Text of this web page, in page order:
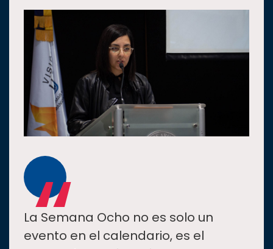
Historia
Universiada
Nacional
La Semana Ocho no es solo un
evento en el calendario, es el